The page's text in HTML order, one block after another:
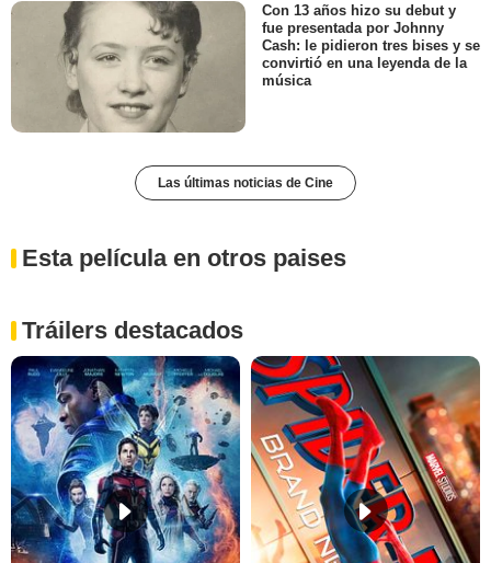
Con 13 años hizo su debut y
fue presentada por Johnny
Cash: le pidieron tres bises y se
convirtió en una leyenda de la
música
Las últimas noticias de Cine
Esta película en otros paises
Tráilers destacados